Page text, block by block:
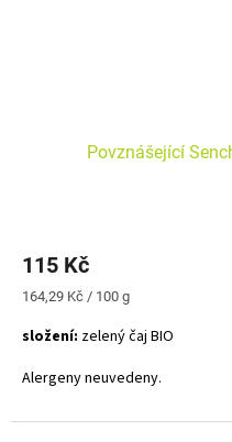
Povznášející
115 Kč
Měrná
164,29 Kč / 100 g
složení: zelený čaj BIO
Alergeny neuvedeny.
Trpká, ale zároveň něžná chuť